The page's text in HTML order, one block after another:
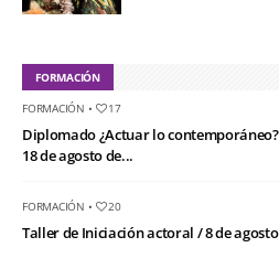
FORMACIÓN
FORMACIÓN • 17
Diplomado ¿Actuar lo
18 de agosto de...
FORMACIÓN • 20
Taller de Iniciación actoral / 8 de agosto